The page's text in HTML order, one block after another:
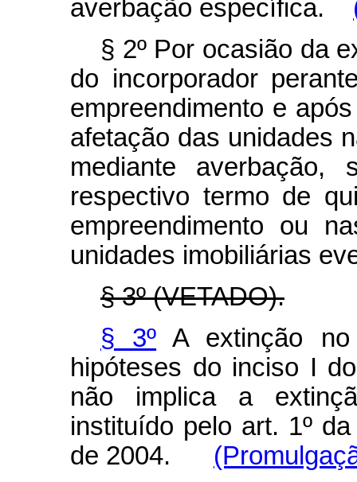
averbação específica.
§ 2º Por ocasião da
do incorporador
empreendimento e
afetação das unidades
mediante averbação,
respectivo termo de
empreendimento ou
unidades imobiliárias
§ 3º (VETADO).
§ 3º A extinção
hipóteses do inciso I
não implica a
instituído pelo art. 1º
de 2004.